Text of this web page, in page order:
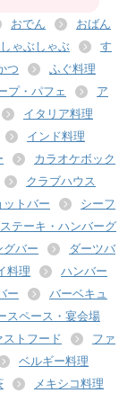
おでん
おばん
しゃぶしゃぶ
す
つ
ふぐ料理
プ・パフェ
ア
イタリア料理
インド料理
カラオケボック
クラブハウス
ットバー
シーフ
ステーキ・ハンバーグ
グバー
ダーツバ
料理
ハンバー
ー
バーベキュ
スペース・宴会場
ストフード
ファ
ベルギー料理
メキシコ料理